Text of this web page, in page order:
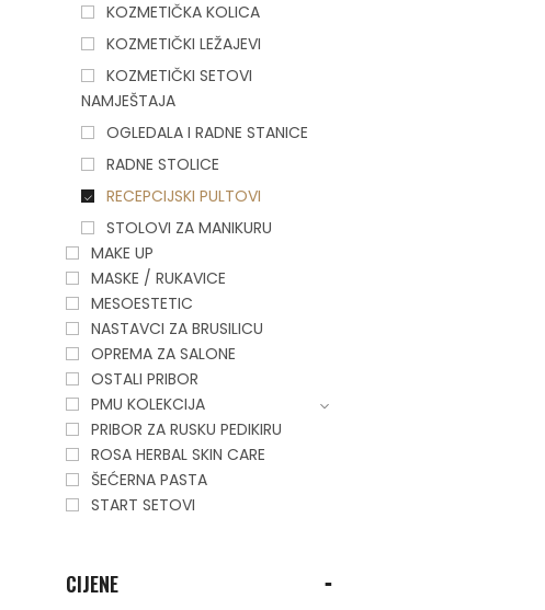
KOZMETIČKA KOLICA
KOZMETIČKI LEŽAJEVI
KOZMETIČKI SETOVI
NAMJEŠTAJA
OGLEDALA I RADNE STANICE
RADNE STOLICE
RECEPCIJSKI PULTOVI
STOLOVI ZA MANIKURU
MAKE UP
MASKE / RUKAVICE
MESOESTETIC
NASTAVCI ZA BRUSILICU
OPREMA ZA SALONE
OSTALI PRIBOR
PMU KOLEKCIJA
PRIBOR ZA RUSKU PEDIKIRU
ROSA HERBAL SKIN CARE
ŠEĆERNA PASTA
START SETOVI
CIJENE